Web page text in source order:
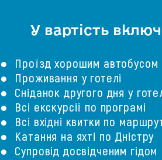
У вартість
● Проїзд хорошим автобусом
● Проживання у готелі
● Сніданок другого дня у
● Всі екскурсії по програмі
● Всі вхідні квитки по
● Катання на яхті по Дністру
● Супровід досвідченим гідом